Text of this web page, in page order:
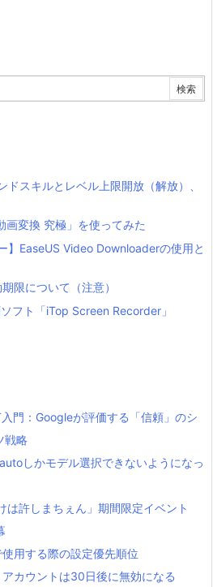
ドスキルとレベル上限開放（解放）、
画変換 究極」を使ってみた
】EaseUS Video Downloaderの使用と
限について（注意）
フト「iTop Screen Recorder」
門：Googleが評価する「信頼」のシ
戦略
しかモデル選択できないようになっ
は許しまちぇん」期間限定イベント
用する際の設定優先順位
アカウントは30日後に無効になる